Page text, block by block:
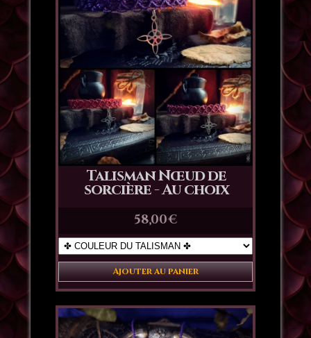
Talisman Nœud de
sorcière - Au choix
58,00€
Ajouter au panier